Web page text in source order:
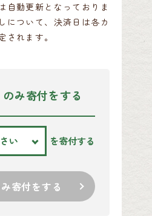
自動更新となっておりま
について、決済日は各カ
されます。
のみ寄付をする
を寄付する
寄付をする